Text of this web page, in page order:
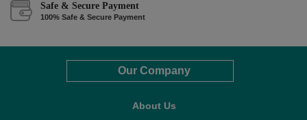
Safe & Secure Payment
100% Safe & Secure Payment
Our Company
About Us